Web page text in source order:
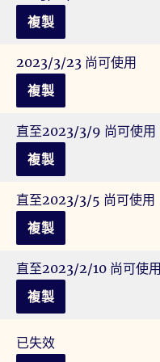
複製
2023/3/23 尚可使用
複製
直至2023/3/9 尚可使用
複製
直至2023/3/5 尚可使用
複製
直至2023/2/10 尚可使
複製
已失效